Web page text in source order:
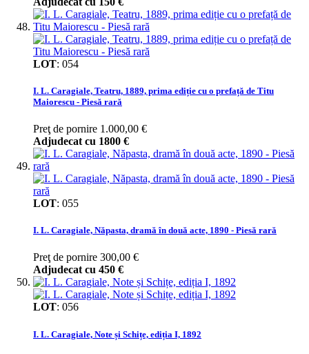
LOT: 054
I. L. Caragiale, Teatru, 1889, prima ediție cu o prefață de Titu
Maiorescu - Piesă rară
Preţ de pornire 1.000,00 €
Adjudecat cu 1800 €
LOT: 055
I. L. Caragiale, Năpasta, dramă în două acte, 1890 - Piesă rară
Preţ de pornire 300,00 €
Adjudecat cu 450 €
LOT: 056
I. L. Caragiale, Note și Schițe, ediția I, 1892